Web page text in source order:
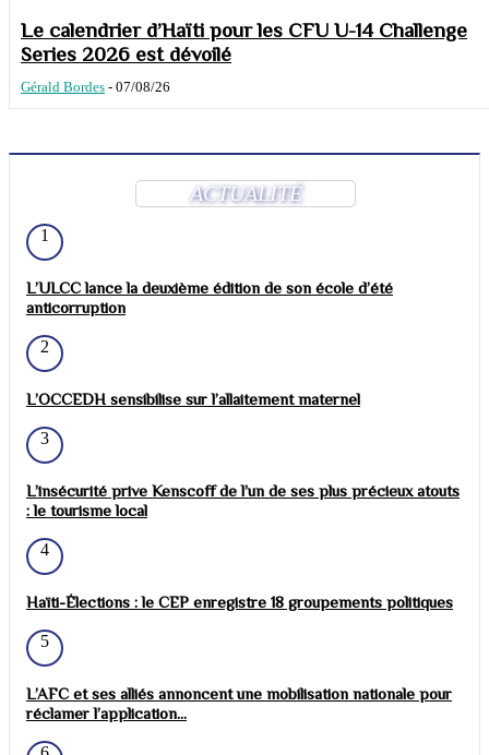
Le calendrier d’Haïti pour les CFU U-14 Challenge
Series 2026 est dévoilé
Gérald Bordes - 07/08/26
ACTUALITÉ
1
L’ULCC lance la deuxième édition de son école d’été
anticorruption
2
L’OCCEDH sensibilise sur l’allaitement maternel
3
L’insécurité prive Kenscoff de l’un de ses plus précieux atouts
: le tourisme local
4
Haïti-Élections : le CEP enregistre 18 groupements politiques
5
L’AFC et ses alliés annoncent une mobilisation nationale pour
réclamer l’application...